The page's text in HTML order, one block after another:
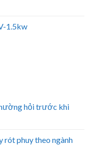
1.5kw
hỏi trước khi
rót phuy theo ngành